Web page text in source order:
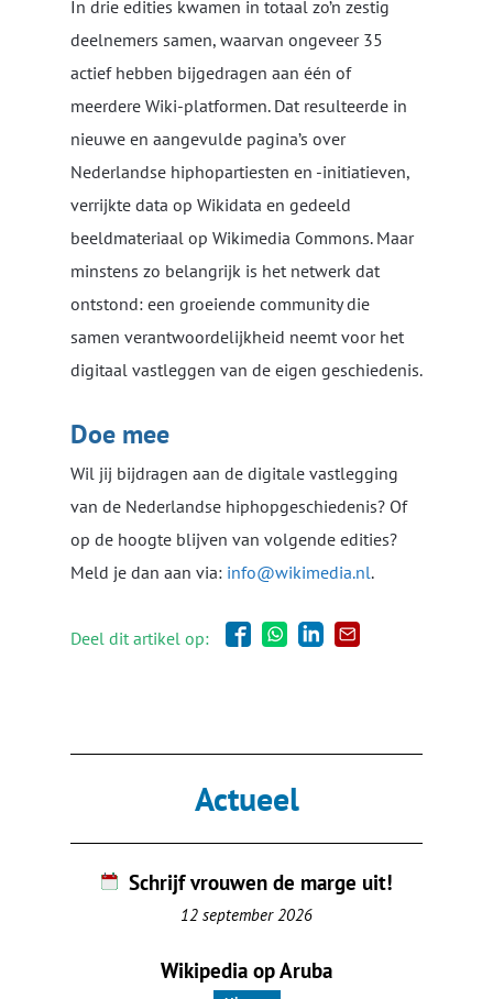
In drie edities kwamen in totaal zo’n zestig
deelnemers samen, waarvan ongeveer 35
actief hebben bijgedragen aan één of
meerdere Wiki-platformen. Dat resulteerde in
nieuwe en aangevulde pagina’s over
Nederlandse hiphopartiesten en -initiatieven,
verrijkte data op Wikidata en gedeeld
beeldmateriaal op Wikimedia Commons. Maar
minstens zo belangrijk is het netwerk dat
ontstond: een groeiende community die
samen verantwoordelijkheid neemt voor het
digitaal vastleggen van de eigen geschiedenis.
Doe mee
Wil jij bijdragen aan de digitale vastlegging
van de Nederlandse hiphopgeschiedenis? Of
op de hoogte blijven van volgende edities?
Meld je dan aan via: info@wikimedia.nl.
Deel dit artikel op:
Actueel
Schrijf vrouwen de marge uit!
12 september 2026
Wikipedia op Aruba